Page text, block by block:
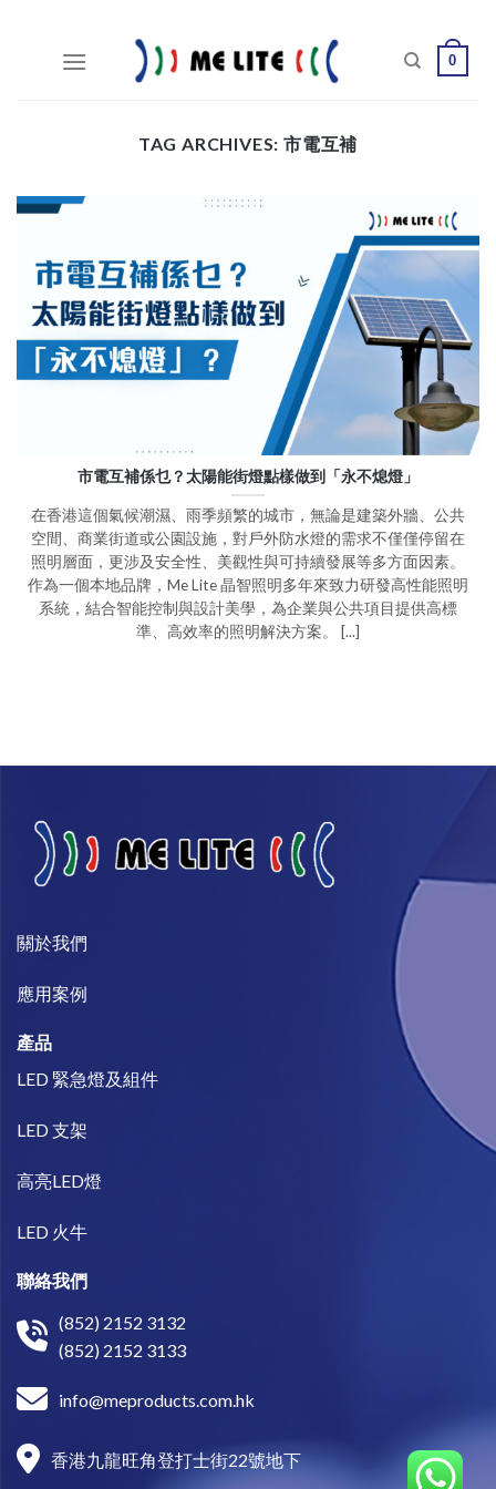
0
TAG ARCHIVES: 市電互補
市電互補係乜？太陽能街燈點樣做到「永不熄燈」
在香港這個氣候潮濕、雨季頻繁的城市，無論是建築外牆、公共
空間、商業街道或公園設施，對戶外防水燈的需求不僅僅停留在
照明層面，更涉及安全性、美觀性與可持續發展等多方面因素。
作為一個本地品牌，Me Lite 晶智照明多年來致力研發高性能照明
系統，結合智能控制與設計美學，為企業與公共項目提供高標
準、高效率的照明解決方案。 [...]
關於我們​
​應用案例
產品
LED 緊急燈及組件
LED 支架
高亮LED燈
LED 火牛
聯絡我們
(852) 2152 3132
(852) 2152 3133
info@meproducts.com.hk
香港九龍旺角登打士街22號地下